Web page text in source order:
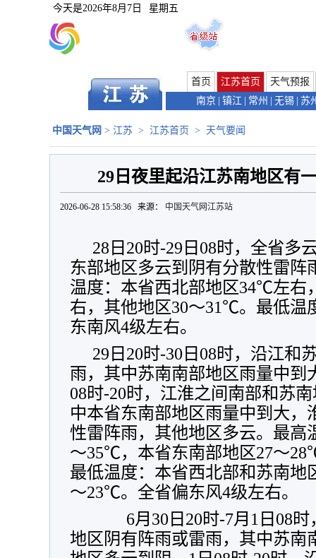
今天是2026年8月7日 星期五
首页 江苏首页
天气预报
南京 镇江 常州 无锡 苏
中国天气网 > 江苏 > 江苏首页 > 天气要闻
29日夜里起沿江苏南地区有
2026-06-28 15:58:36 来源： 中国天气网江苏站
28日20时-29日08时，全省多
东部地区多云到阴有分散性雷阵
温度：本省西北部地区34℃左右
右，其他地区30～31℃。最低
东南风4级左右。
29日20时-30日08时，沿江和
雨，其中苏南南部地区雨量中到
08时-20时，江淮之间南部和苏
中本省东南部地区雨量中到大，
性雷阵雨，其他地区多云。最高
～35℃，本省东南部地区27～
最低温度：本省西北部和苏南
～23℃。全省偏东风4级左右。
6月30日20时-7月1日08时
地区阴有阵雨或雷雨，其中苏南